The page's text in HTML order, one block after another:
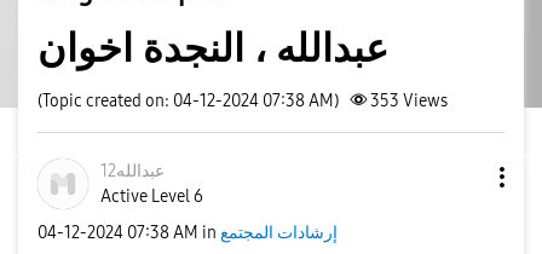
عبدالله ، النجدة اخوان
(Topic created on: 04-12-2024 07:38 AM) 353 Views
عبدالله12
Active Level 6
‎04-12-2024 07:38 AM in إرشادات المجتمع